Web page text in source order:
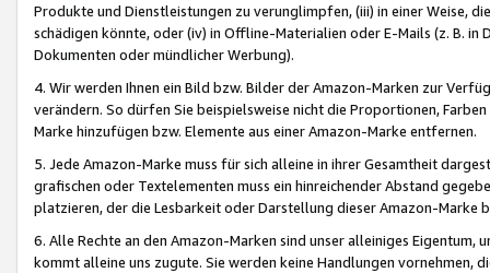
Produkte und Dienstleistungen zu verunglimpfen, (iii) in einer Weise,
schädigen könnte, oder (iv) in Offline-Materialien oder E-Mails (z. B. in
Dokumenten oder mündlicher Werbung).
4. Wir werden Ihnen ein Bild bzw. Bilder der Amazon-Marken zur
verändern. So dürfen Sie beispielsweise nicht die Proportionen,
Marke hinzufügen bzw. Elemente aus einer Amazon-Marke entfernen.
5. Jede Amazon-Marke muss für sich alleine in ihrer Gesamtheit
grafischen oder Textelementen muss ein hinreichender Abstand
platzieren, der die Lesbarkeit oder Darstellung dieser Amazon-Marke
6. Alle Rechte an den Amazon-Marken sind unser alleiniges
kommt alleine uns zugute. Sie werden keine Handlungen vornehmen,